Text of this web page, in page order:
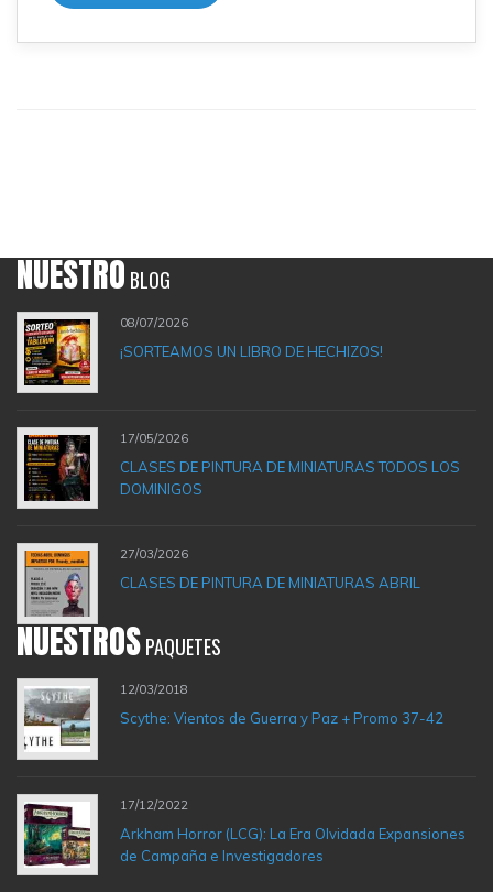
NUESTROBLOG
08/07/2026
¡SORTEAMOS UN LIBRO DE HECHIZOS!
17/05/2026
CLASES DE PINTURA DE MINIATURAS TODOS LOS
DOMINIGOS
27/03/2026
CLASES DE PINTURA DE MINIATURAS ABRIL
NUESTROSPAQUETES
12/03/2018
Scythe: Vientos de Guerra y Paz + Promo 37-42
17/12/2022
Arkham Horror (LCG): La Era Olvidada Expansiones
de Campaña e Investigadores